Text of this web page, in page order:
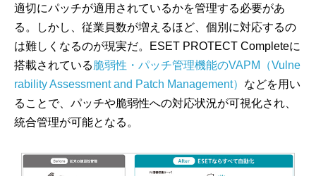
適切にパッチが適用されているかを管理する必要があ
る。しかし、従業員数が増えるほど、個別に対応するの
は難しくなるのが現実だ。ESET PROTECT Completeに
搭載されている脆弱性・パッチ管理機能のVAPM（Vulne
rability Assessment and Patch Management） などを用い
ることで、パッチや脆弱性への対応状況が可視化され、
統合管理が可能となる。